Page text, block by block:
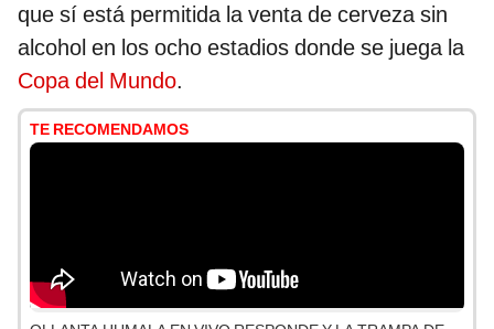
que sí está permitida la venta de cerveza sin
alcohol en los ocho estadios donde se juega la
Copa del Mundo.
TE RECOMENDAMOS